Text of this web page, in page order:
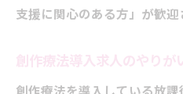
支援に関心のある方」が歓迎
創作療法導入求人のやりが